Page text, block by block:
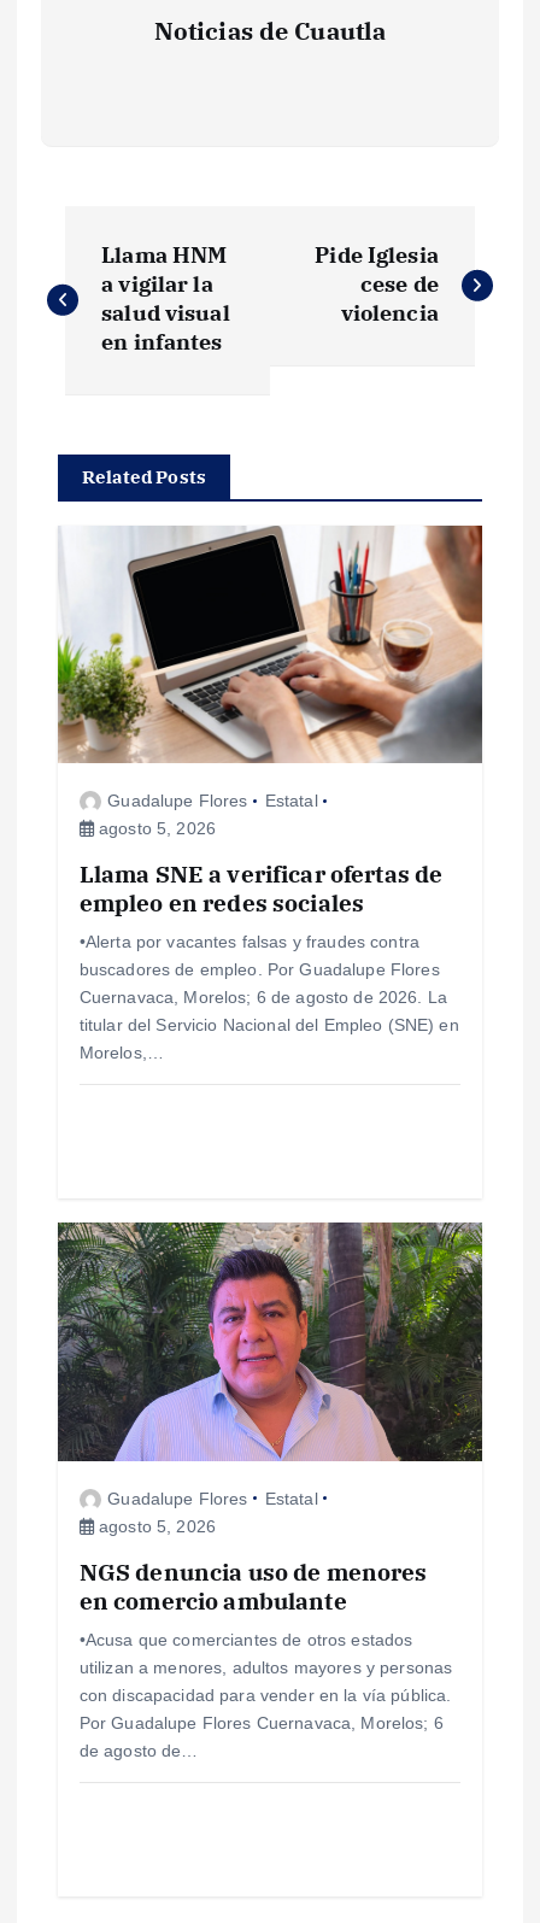
Noticias de Cuautla
a
g
a
c
ó
n
d
a
s
Llama HNM
a vigilar la
salud visual
en infantes
Pide Iglesia
cese de
violencia
Related Posts
Guadalupe Flores
Estatal
agosto 5, 2026
Llama SNE a verificar ofertas de
empleo en redes sociales
•Alerta por vacantes falsas y fraudes contra
buscadores de empleo. Por Guadalupe Flores
Cuernavaca, Morelos; 6 de agosto de 2026. La
titular del Servicio Nacional del Empleo (SNE) en
Morelos,…
Guadalupe Flores
Estatal
agosto 5, 2026
NGS denuncia uso de menores
en comercio ambulante
•Acusa que comerciantes de otros estados
utilizan a menores, adultos mayores y personas
con discapacidad para vender en la vía pública.
Por Guadalupe Flores Cuernavaca, Morelos; 6
de agosto de…